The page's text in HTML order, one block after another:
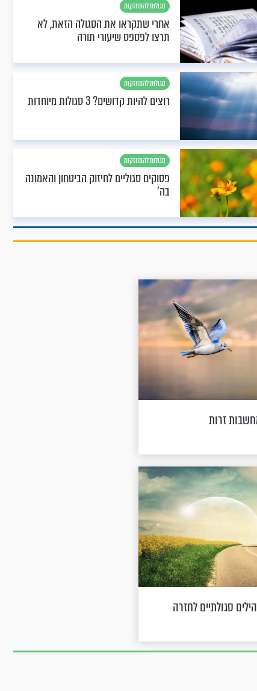
סגולות להתחזקות
אחרי שתקראו את הסגולה הזאת, לא
תרצו לפספס שיעורי תורה
סגולות להתחזקות
רוצים להיות קדושים? 3 סגולות מיוחדות
סגולות להתחזקות
פסוקים סגוליים לחיזוק הביטחון והאמונה
בה'
זרות
סגולתיים לחזרה